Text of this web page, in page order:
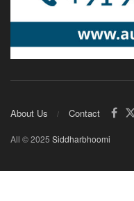
About Us Contact
All © 2025 Siddharbhoomi